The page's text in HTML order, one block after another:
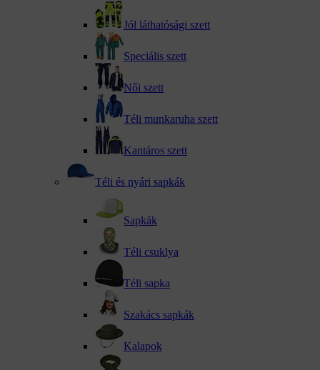
Jól láthatósági szett
Speciális szett
Női szett
Téli munkaruha szett
Kantáros szett
Téli és nyári sapkák
Sapkák
Téli csuklya
Téli sapka
Szakács sapkák
Kalapok